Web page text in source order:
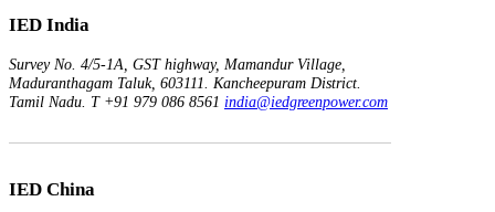
IED India
Survey No. 4/5-1A, GST highway, Mamandur Village,
Maduranthagam Taluk, 603111.
Kancheepuram District.
Tamil Nadu. T +91 979 086 8561 india@iedgreenpower.com
IED China